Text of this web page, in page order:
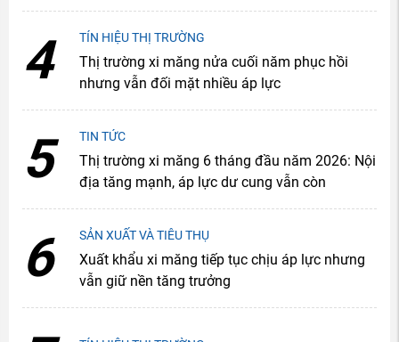
4 TÍN HIỆU THỊ TRƯỜNG
Thị trường xi măng nửa cuối năm phục hồi
nhưng vẫn đối mặt nhiều áp lực
5 TIN TỨC
Thị trường xi măng 6 tháng đầu năm 2026: Nội
địa tăng mạnh, áp lực dư cung vẫn còn
6 SẢN XUẤT VÀ TIÊU THỤ
Xuất khẩu xi măng tiếp tục chịu áp lực nhưng
vẫn giữ nền tăng trưởng